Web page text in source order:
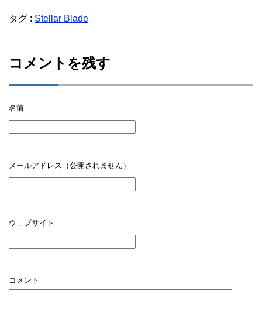
タグ : Stellar Blade
コメントを残す
名前
メールアドレス（公開されません）
ウェブサイト
コメント